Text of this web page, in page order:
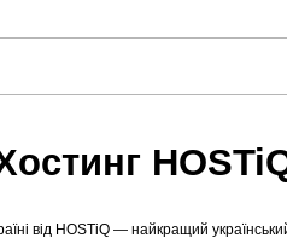
від HOSTiQ — найкращий